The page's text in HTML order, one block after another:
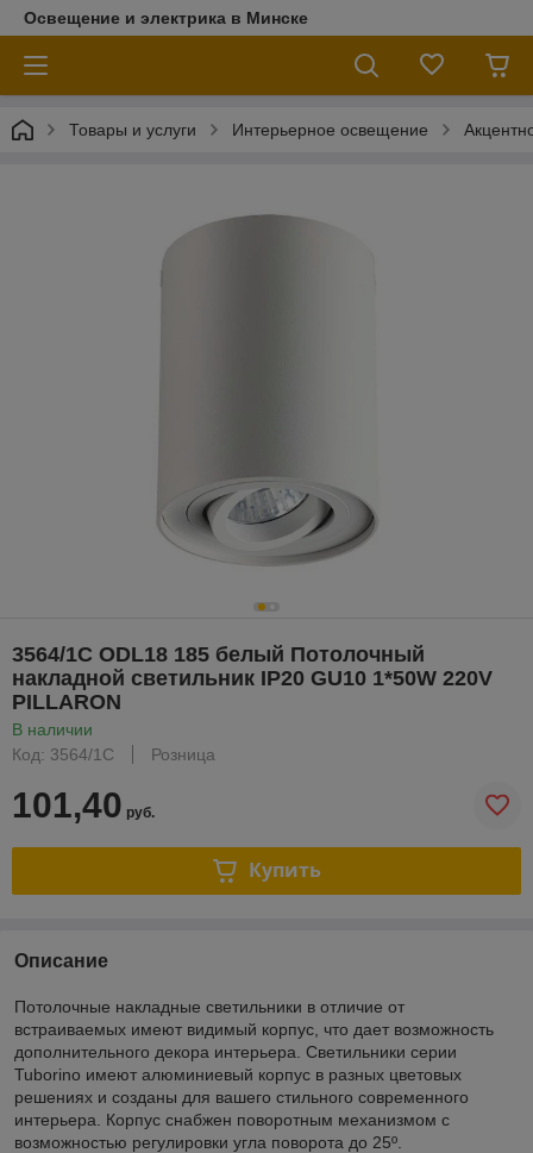
Освещение и электрика в Минске
Товары и услуги Интерьерное освещение
3564/1C ODL18 185 белый Потолочный
накладной светильник IP20 GU10 1*50W 220V
PILLARON
В наличии
Код: 3564/1C
Розница
101,40 руб.
Купить
Описание
Потолочные накладные светильники в отличие от
встраиваемых имеют видимый корпус, что дает возможность
дополнительного декора интерьера. Светильники серии
Tuborino имеют алюминиевый корпус в разных цветовых
решениях и созданы для вашего стильного современного
интерьера. Корпус снабжен поворотным механизмом с
возможностью регулировки угла поворота до 25º.